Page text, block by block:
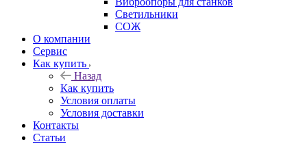
Светильники
СОЖ
О компании
Сервис
Как купить
Назад
Как купить
Условия оплаты
Условия доставки
Контакты
Статьи